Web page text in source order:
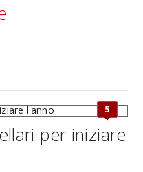
5
per iniziare